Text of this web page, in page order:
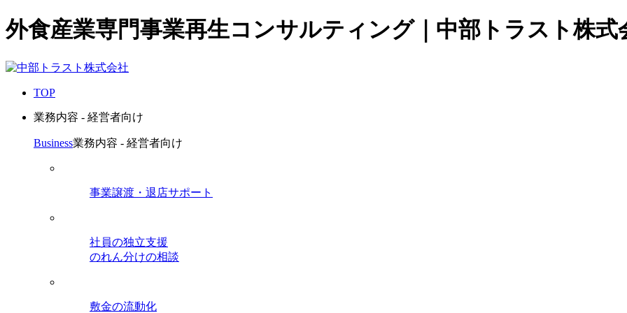
外食産業専門事業再生コンサルティング｜中部トラスト株式
TOP
業務内容 - 経営者向け
Business業務内容 - 経営者向け
事業譲渡・退店サポート
社員の独立支援
のれん分けの相談
敷金の流動化